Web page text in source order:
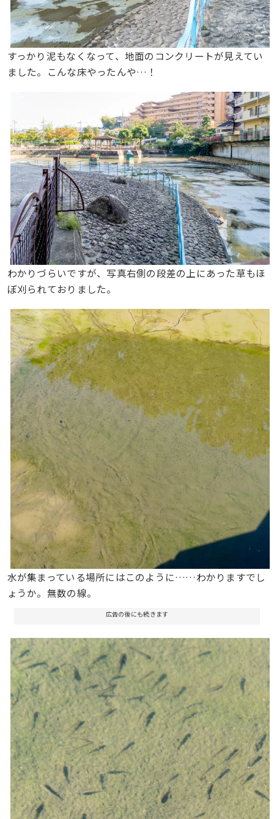
すっかり泥もなくなって、地面のコンクリートが見えてい
ました。こんな床やったんや…！
わかりづらいですが、写真右側の段差の上にあった草もほ
ぼ刈られておりました。
水が集まっている場所にはこのように……わかりますでし
ょうか。無数の線。
広告の後にも続きます